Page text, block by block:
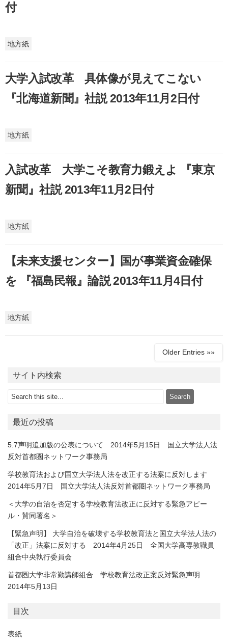
付
地方紙
大学入試改革 具体像が見えてこない
『北海道新聞』社説 2013年11月2日付
地方紙
入試改革 大学こそ教育力鍛えよ 『東京
新聞』社説 2013年11月2日付
地方紙
【未来支援センター】国が事業資金確保
を 『福島民報』論説 2013年11月4日付
地方紙
Older Entries »»
サイト内検索
最近の投稿
5.7声明追加版の公表について 2014年5月15日 国立大学法人法
反対首都圏ネットワーク事務局
学校教育法および国立大学法人法を改正する法案に反対します
2014年5月7日 国立大学法人法反対首都圏ネットワーク事務局
＜大学の自治を否定する学校教育法改正に反対する緊急アピー
ル・賛同署名＞
【緊急声明】 大学自治を破壊する学校教育法と国立大学法人法の
「改正」法案に反対する 2014年4月25日 全国大学高専教職員
組合中央執行委員会
首都圏大学非常勤講師組合 学校教育法改正案反対緊急声明
2014年5月13日
目次
表紙